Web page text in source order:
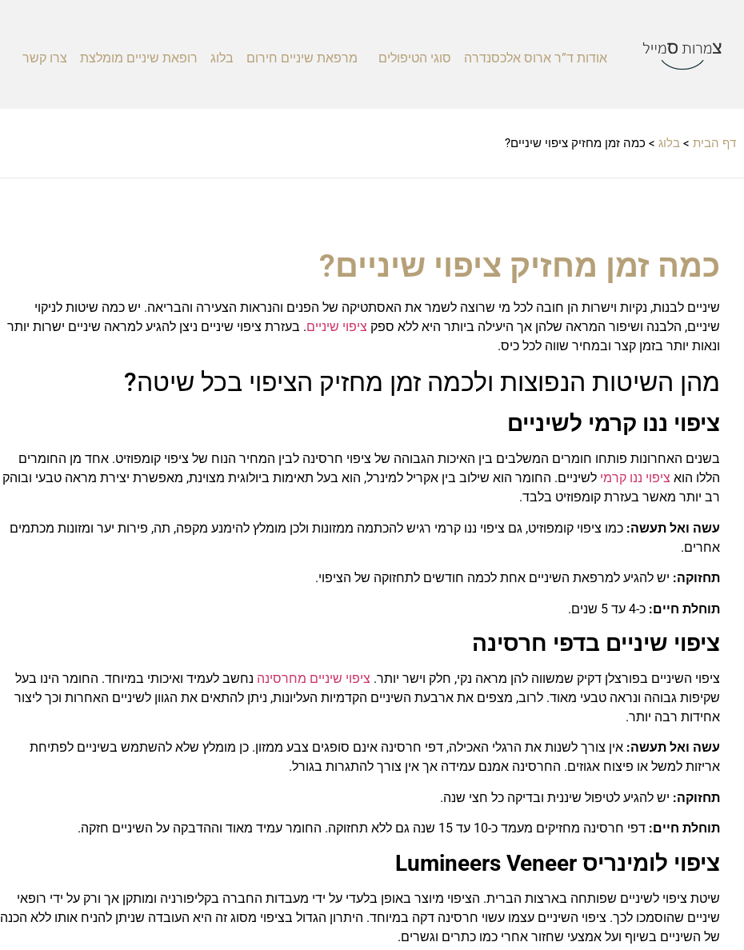
אודות ד”ר ארוס אלכסנדרה סוגי הטיפולים מרפאת שיניים חירום בלוג רופאת שיניים מומלצת צרו קשר
דף הבית > בלוג > כמה זמן מחזיק ציפוי שיניים?
כמה זמן מחזיק ציפוי שיניים?
שיניים לבנות, נקיות וישרות הן חובה לכל מי שרוצה לשמר את האסתטיקה של הפנים והנראות הצעירה והבריאה. יש כמה שיטות לניקוי
שיניים, הלבנה ושיפור המראה שלהן אך היעילה ביותר היא ללא ספק ציפוי שיניים. בעזרת ציפוי שיניים ניצן להגיע למראה שיניים ישרות יותר
ונאות יותר בזמן קצר ובמחיר שווה לכל כיס.
מהן השיטות הנפוצות ולכמה זמן מחזיק הציפוי בכל שיטה?
ציפוי ננו קרמי לשיניים
בשנים האחרונות פותחו חומרים המשלבים בין האיכות הגבוהה של ציפוי חרסינה לבין המחיר הנוח של ציפוי קומפוזיט. אחד מן החומרים
הללו הוא ציפוי ננו קרמי לשיניים. החומר הוא שילוב בין אקריל למינרל, הוא בעל תאימות ביולוגית מצוינת, מאפשרת יצירת מראה טבעי ובוהק
רב יותר מאשר בעזרת קומפוזיט בלבד.
עשה ואל תעשה: כמו ציפוי קומפוזיט, גם ציפוי ננו קרמי רגיש להכתמה ממזונות ולכן מומלץ להימנע מקפה, תה, פירות יער ומזונות מכתמים
אחרים.
תחזוקה: יש להגיע למרפאת השיניים אחת לכמה חודשים לתחזוקה של הציפוי.
תוחלת חיים: כ-4 עד 5 שנים.
ציפוי שיניים בדפי חרסינה
ציפוי השיניים בפורצלן דקיק שמשווה להן מראה נקי, חלק וישר יותר. ציפוי שיניים מחרסינה נחשב לעמיד ואיכותי במיוחד. החומר הינו בעל
שקיפות גבוהה ונראה טבעי מאוד. לרוב, מצפים את ארבעת השיניים הקדמיות העליונות, ניתן להתאים את הגוון לשיניים האחרות וכך ליצור
אחידות רבה יותר.
עשה ואל תעשה: אין צורך לשנות את הרגלי האכילה, דפי חרסינה אינם סופגים צבע ממזון. כן מומלץ שלא להשתמש בשיניים לפתיחת
אריזות למשל או פיצוח אגוזים. החרסינה אמנם עמידה אך אין צורך להתגרות בגורל.
תחזוקה: יש להגיע לטיפול שיננית ובדיקה כל חצי שנה.
תוחלת חיים: דפי חרסינה מחזיקים מעמד כ-10 עד 15 שנה גם ללא תחזוקה. החומר עמיד מאוד וההדבקה על השיניים חזקה.
ציפוי לומינריס Lumineers Veneer
שיטת ציפוי לשיניים שפותחה בארצות הברית. הציפוי מיוצר באופן בלעדי על ידי מעבדות החברה בקליפורניה ומותקן אך ורק על ידי רופאי
שיניים שהוסמכו לכך. ציפוי השיניים עצמו עשוי חרסינה דקה במיוחד. היתרון הגדול בציפוי מסוג זה היא העובדה שניתן להניח אותו ללא הכנה
של השיניים בשיוף ועל אמצעי שחזור אחרי כמו כתרים וגשרים.